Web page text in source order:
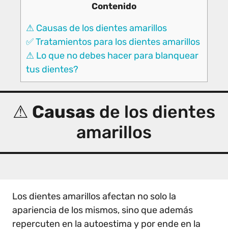
Contenido
⚠ Causas de los dientes amarillos
✅ Tratamientos para los dientes amarillos
⚠ Lo que no debes hacer para blanquear
tus dientes?
⚠ Causas de los dientes
amarillos
Los dientes amarillos afectan no solo la
apariencia de los mismos, sino que además
repercuten en la autoestima y por ende en la